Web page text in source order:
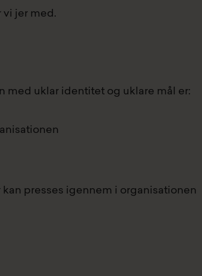
jer med.
med uklar identitet og uklare mål er:
presses igennem i organisationen